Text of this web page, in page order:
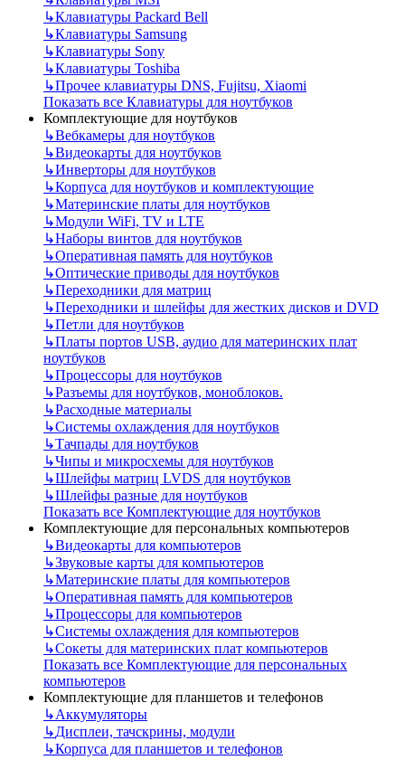
↳Клавиатуры Packard Bell
↳Клавиатуры Samsung
↳Клавиатуры Sony
↳Клавиатуры Toshiba
↳Прочее клавиатуры DNS, Fujitsu, Xiaomi
Показать все Клавиатуры для ноутбуков
Комплектующие для ноутбуков
↳Вебкамеры для ноутбуков
↳Видеокарты для ноутбуков
↳Инверторы для ноутбуков
↳Корпуса для ноутбуков и комплектующие
↳Материнские платы для ноутбуков
↳Модули WiFi, TV и LTE
↳Наборы винтов для ноутбуков
↳Оперативная память для ноутбуков
↳Оптические приводы для ноутбуков
↳Переходники для матриц
↳Переходники и шлейфы для жестких дисков и DVD
↳Петли для ноутбуков
↳Платы портов USB, аудио для материнских плат
ноутбуков
↳Процессоры для ноутбуков
↳Разъемы для ноутбуков, моноблоков.
↳Расходные материалы
↳Системы охлаждения для ноутбуков
↳Тачпады для ноутбуков
↳Чипы и микросхемы для ноутбуков
↳Шлейфы матриц LVDS для ноутбуков
↳Шлейфы разные для ноутбуков
Показать все Комплектующие для ноутбуков
Комплектующие для персональных компьютеров
↳Видеокарты для компьютеров
↳Звуковые карты для компьютеров
↳Материнские платы для компьютеров
↳Оперативная память для компьютеров
↳Процессоры для компьютеров
↳Системы охлаждения для компьютеров
↳Сокеты для материнских плат компьютеров
Показать все Комплектующие для персональных
компьютеров
Комплектующие для планшетов и телефонов
↳Аккумуляторы
↳Дисплеи, тачскрины, модули
↳Корпуса для планшетов и телефонов